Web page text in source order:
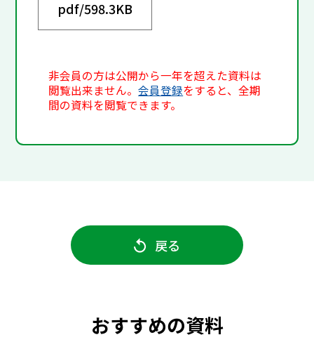
pdf/598.3KB
非会員の方は公開から一年を超えた資料は
閲覧出来ません。会員登録をすると、全期
間の資料を閲覧できます。
戻る
おすすめの資料